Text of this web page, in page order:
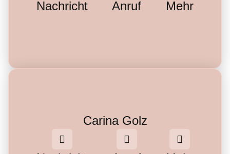
Nachricht Anruf Mehr
Carina Golz